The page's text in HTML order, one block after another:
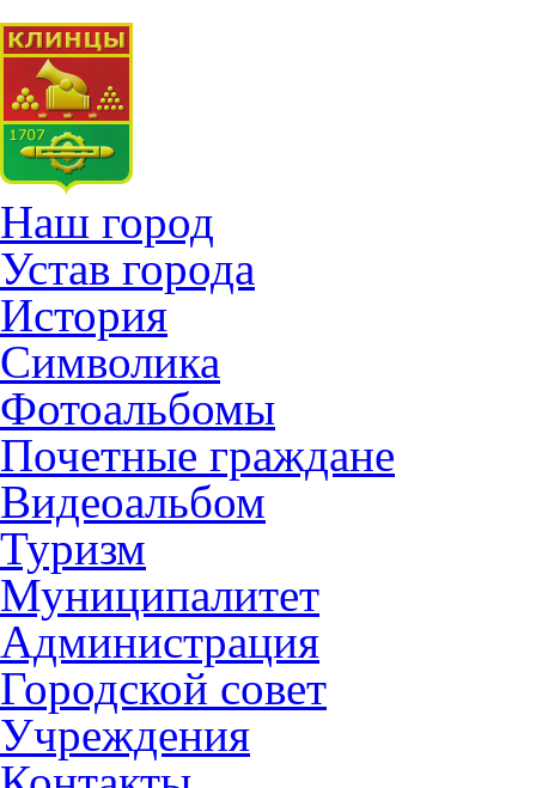
Наш город
Устав города
История
Символика
Фотоальбомы
Почетные граждане
Видеоальбом
Туризм
Муниципалитет
Администрация
Городской совет
Учреждения